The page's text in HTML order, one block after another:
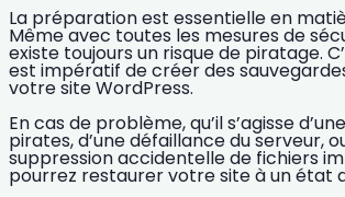
La préparation est essentielle en
Même avec toutes les mesures de
existe toujours un risque de piratage.
est impératif de créer des
votre site WordPress.
En cas de problème, qu’il s’agisse
pirates, d’une défaillance du serveur,
suppression accidentelle de fichiers
pourrez restaurer votre site à un état